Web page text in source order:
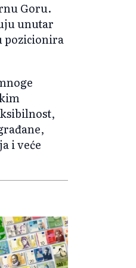
Goru.
unutar
pozicionira
i veće